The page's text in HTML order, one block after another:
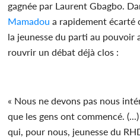
gagnée par Laurent Gbagbo.
Mamadou a rapidement écarté
la jeunesse du parti au pouvoir
rouvrir un débat déjà clos :
« Nous ne devons pas nous
que les gens ont commencé.
qui, pour nous, jeunesse du